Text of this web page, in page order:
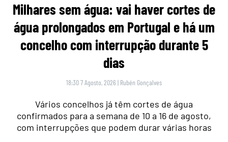
Milhares sem água: vai haver cortes de
água prolongados em Portugal e há um
concelho com interrupção durante 5
dias
18:30 7 Agosto, 2026 | Rubén Gonçalves
Vários concelhos já têm cortes de água
confirmados para a semana de 10 a 16 de agosto,
com interrupções que podem durar várias horas